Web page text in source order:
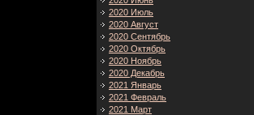
2020 Июль
2020 Август
2020 Сентябрь
2020 Октябрь
2020 Ноябрь
2020 Декабрь
2021 Январь
2021 Февраль
2021 Март